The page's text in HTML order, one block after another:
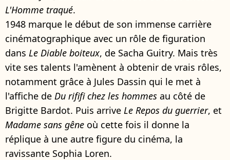
L'Homme traqué.
1948 marque le début de son immense carrière
cinématographique avec un rôle de figuration
dans Le Diable boiteux, de Sacha Guitry. Mais très
vite ses talents l'amènent à obtenir de vrais rôles,
notamment grâce à Jules Dassin qui le met à
l'affiche de Du rififi chez les hommes au côté de
Brigitte Bardot. Puis arrive Le Repos du guerrier, et
Madame sans gêne où cette fois il donne la
réplique à une autre figure du cinéma, la
ravissante Sophia Loren.